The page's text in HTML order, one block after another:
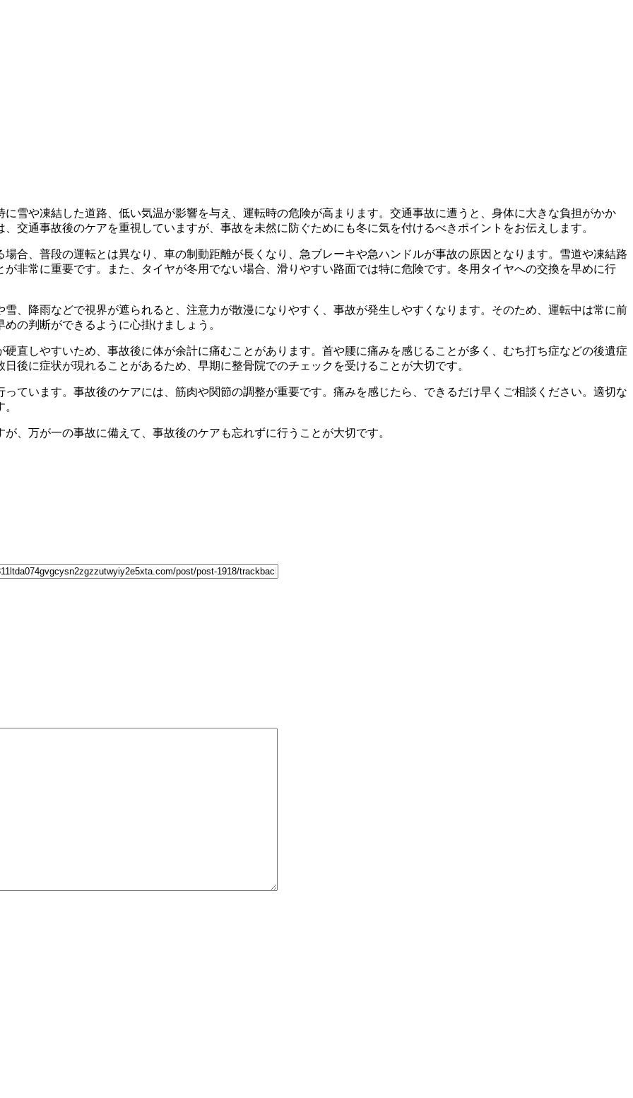
雪や凍結した道路、低い気温が影響を与え、運転時の危険が高まります。交通事故に遭うと、身体に大きな負担がかか
交通事故後のケアを重視していますが、事故を未然に防ぐためにも冬に気を付けるべきポイントをお伝えします。
合、普段の運転とは異なり、車の制動距離が長くなり、急ブレーキや急ハンドルが事故の原因となります。雪道や凍結路
非常に重要です。また、タイヤが冬用でない場合、滑りやすい路面では特に危険です。冬用タイヤへの交換を早めに行
、降雨などで視界が遮られると、注意力が散漫になりやすく、事故が発生しやすくなります。そのため、運転中は常に前
の判断ができるように心掛けましょう。
直しやすいため、事故後に体が余計に痛むことがあります。首や腰に痛みを感じることが多く、むち打ち症などの後遺症
後に症状が現れることがあるため、早期に整骨院でのチェックを受けることが大切です。
ています。事故後のケアには、筋肉や関節の調整が重要です。痛みを感じたら、できるだけ早くご相談ください。適切な
、万が一の事故に備えて、事故後のケアも忘れずに行うことが大切です。